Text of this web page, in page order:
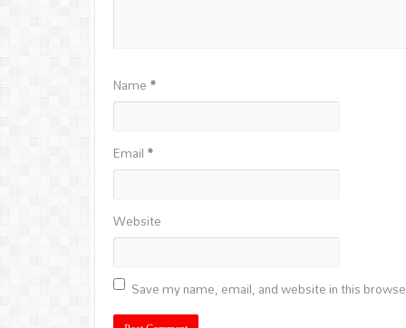
Name*
Email*
Website
Save my name, email, and website in this